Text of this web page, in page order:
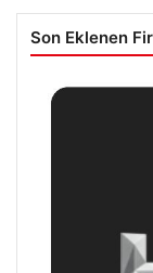
Son Eklenen